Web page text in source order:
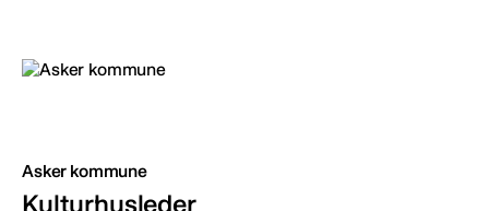
Asker kommune
Kulturhusleder